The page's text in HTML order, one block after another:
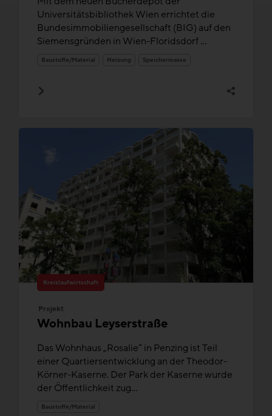
Universitätsbibliothek Wien errichtet die
Bundesimmobiliengesellschaft (BIG) auf den
Siemensgründen in Wien-Floridsdorf ...
Baustoffe/Material Heizung Speichermasse
Kreislaufwirtschaft
Projekt
Wohnbau Leyserstraße
Das Wohnhaus „Rosalie“ in Penzing ist Teil
einer Quartiersentwicklung an der Theodor-
Körner-Kaserne. Der Park der Kaserne wurde
der Öffentlichkeit zug...
Baustoffe/Material